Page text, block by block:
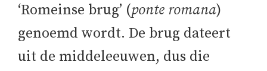
‘Romeinse brug’ (ponte romana)
genoemd wordt. De brug dateert
uit de middeleeuwen, dus die